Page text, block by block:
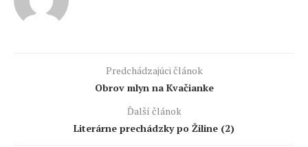
Predchádzajúci článok
Obrov mlyn na Kvačianke
Ďalší článok
Literárne prechádzky po Žiline (2)